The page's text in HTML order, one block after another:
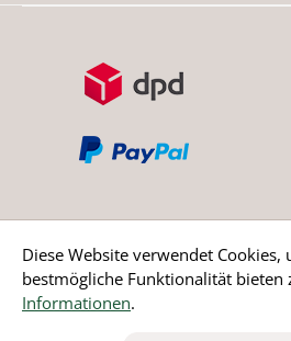
Bestellung
Diese Website verwendet Cookies,
bestmögliche Funktionalität bieten
Informationen.